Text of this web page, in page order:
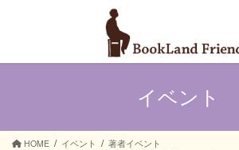
イベント
HOME イベント
著者イベント